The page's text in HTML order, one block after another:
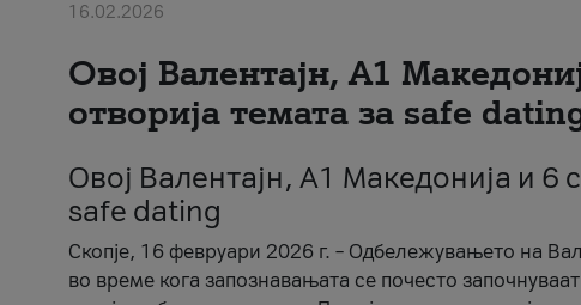
16.02.2026
Овој Валентајн, A1
отворија темата за safe
Овој Валентајн, A1 Македонија и 6
safe dating
Скопје, 16 февруари 2026 г. – Одбележувањето на
во време кога запознавањата се почесто